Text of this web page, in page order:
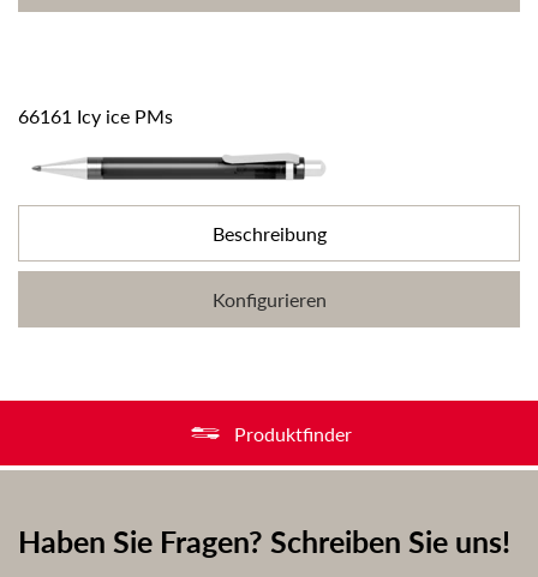
66161 Icy ice PMs
Beschreibung
Konfigurieren
Produktfinder
Haben Sie Fragen? Schreiben Sie uns!